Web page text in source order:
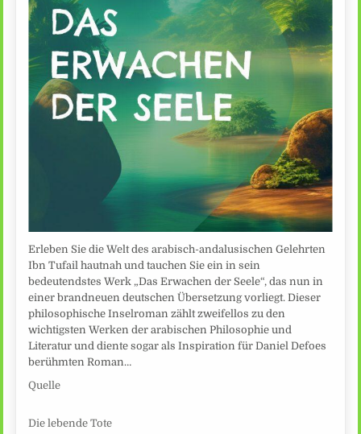
Erleben Sie die Welt des arabisch-andalusischen Gelehrten
Ibn Tufail hautnah und tauchen Sie ein in sein
bedeutendstes Werk „Das Erwachen der Seele“, das nun in
einer brandneuen deutschen Übersetzung vorliegt. Dieser
philosophische Inselroman zählt zweifellos zu den
wichtigsten Werken der arabischen Philosophie und
Literatur und diente sogar als Inspiration für Daniel Defoes
berühmten Roman…
Quelle
Die lebende Tote